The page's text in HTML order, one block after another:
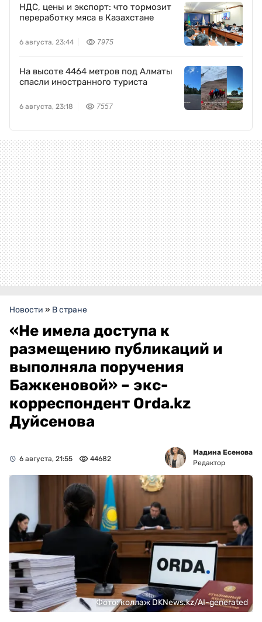
НДС, цены и экспорт: что тормозит
переработку мяса в Казахстане
6 августа, 23:44 7975
На высоте 4464 метров под Алматы
спасли иностранного туриста
6 августа, 23:18 7557
Новости » В стране
«Не имела доступа к
размещению публикаций и
выполняла поручения
Бажкеновой» – экс-
корреспондент Orda.kz
Дуйсенова
6 августа, 21:55 44682
Мадина Есенова
Редактор
Фото: коллаж DKNews.kz/AI-generated